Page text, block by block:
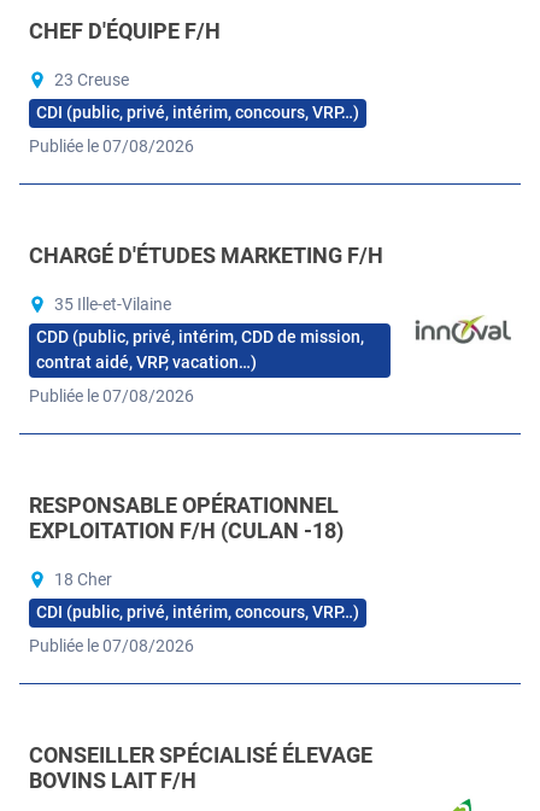
CHEF D'ÉQUIPE F/H
23 Creuse
CDI (public, privé, intérim, concours, VRP…)
Publiée le 07/08/2026
CHARGÉ D'ÉTUDES MARKETING F/H
35 Ille-et-Vilaine
CDD (public, privé, intérim, CDD de mission,
contrat aidé, VRP, vacation…)
Publiée le 07/08/2026
RESPONSABLE OPÉRATIONNEL
EXPLOITATION F/H (CULAN -18)
18 Cher
CDI (public, privé, intérim, concours, VRP…)
Publiée le 07/08/2026
CONSEILLER SPÉCIALISÉ ÉLEVAGE
BOVINS LAIT F/H